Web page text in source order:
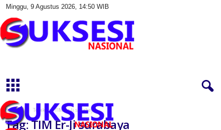
Minggu, 9 Agustus 2026, 14:50 WIB
s
i
Beranda Topik TIM Er-Ji surabaya
Tag: TIM Er-Ji surabaya